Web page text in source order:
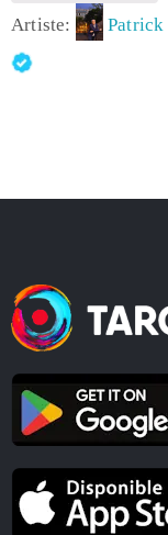
Artiste: Patrick